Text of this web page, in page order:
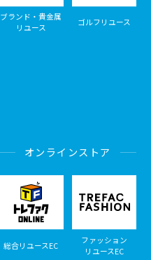
ブランド・貴金属
リユース
ゴルフリユース
オンラインストア
総合リユースEC
ファッション
リユースEC